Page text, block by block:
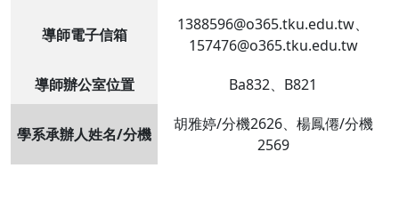
導師電子信箱
1388596@o365.tku.edu.tw、
157476@o365.tku.edu.tw
導師辦公室位置
Ba832、B821
學系承辦人姓名/分機
胡雅婷/分機2626、楊鳳僊/分機
2569